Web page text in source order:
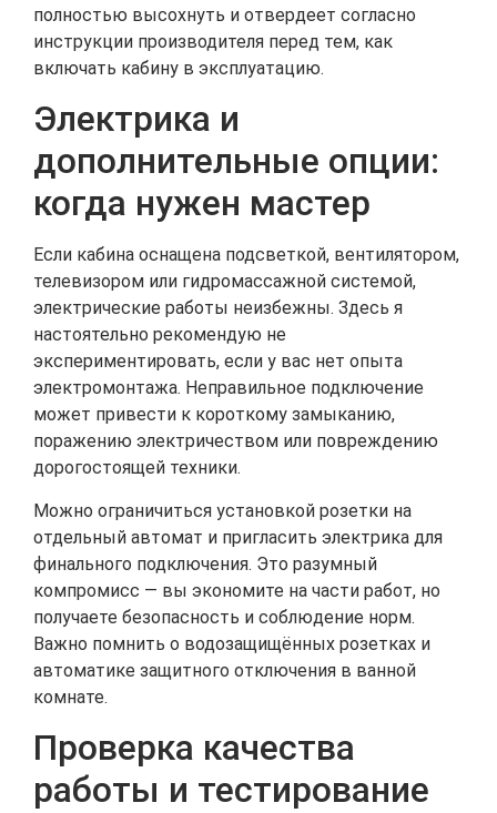
полностью высохнуть и отвердеет согласно
инструкции производителя перед тем, как
включать кабину в эксплуатацию.
Электрика и
дополнительные опции:
когда нужен мастер
Если кабина оснащена подсветкой, вентилятором,
телевизором или гидромассажной системой,
электрические работы неизбежны. Здесь я
настоятельно рекомендую не
экспериментировать, если у вас нет опыта
электромонтажа. Неправильное подключение
может привести к короткому замыканию,
поражению электричеством или повреждению
дорогостоящей техники.
Можно ограничиться установкой розетки на
отдельный автомат и пригласить электрика для
финального подключения. Это разумный
компромисс — вы экономите на части работ, но
получаете безопасность и соблюдение норм.
Важно помнить о водозащищённых розетках и
автоматике защитного отключения в ванной
комнате.
Проверка качества
работы и тестирование